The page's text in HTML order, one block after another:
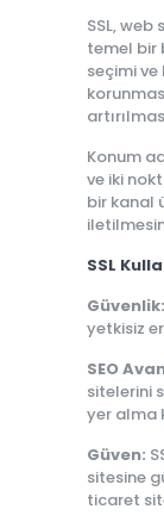
SSL,
temel bir
seçimi ve
Konum
ve iki
bir kanal
SSL
Güvenlik:
yetkisiz
SEO
sitelerini
yer alma
Güven:
sitesine
ticaret